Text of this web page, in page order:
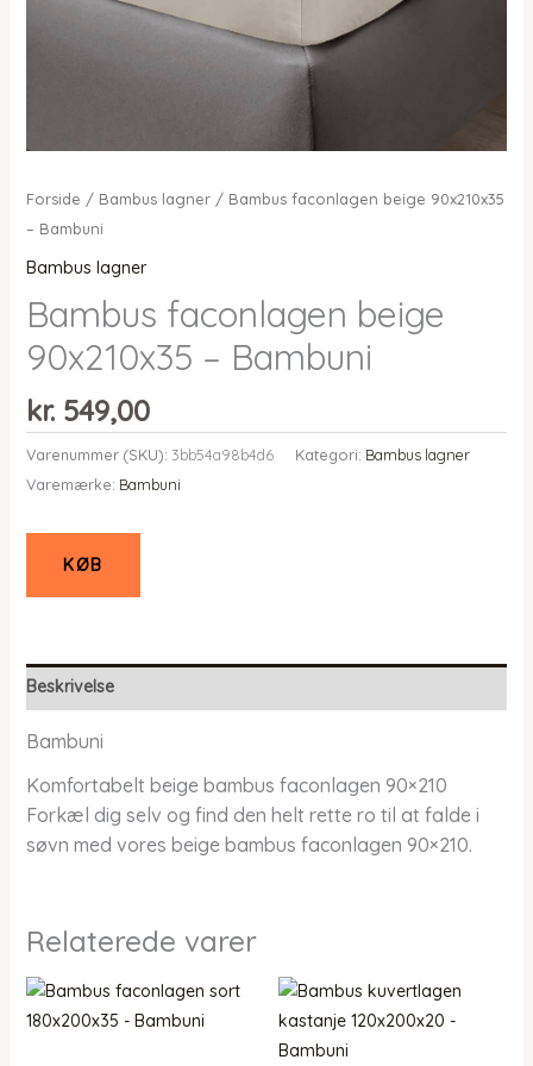
Forside / Bambus lagner/ Bambus faconlagen beige 90x210x35
– Bambuni
Bambus lagner
Bambus faconlagen beige
90x210x35 – Bambuni
kr.549,00
Varenummer (SKU): 3bb54a98b4d6 Kategori: Bambus lagner
Varemærke: Bambuni
KØB
Beskrivelse
Bambuni
Komfortabelt beige bambus faconlagen 90×210
Forkæl dig selv og find den helt rette ro til at falde i
søvn med vores beige bambus faconlagen 90×210.
Relaterede varer